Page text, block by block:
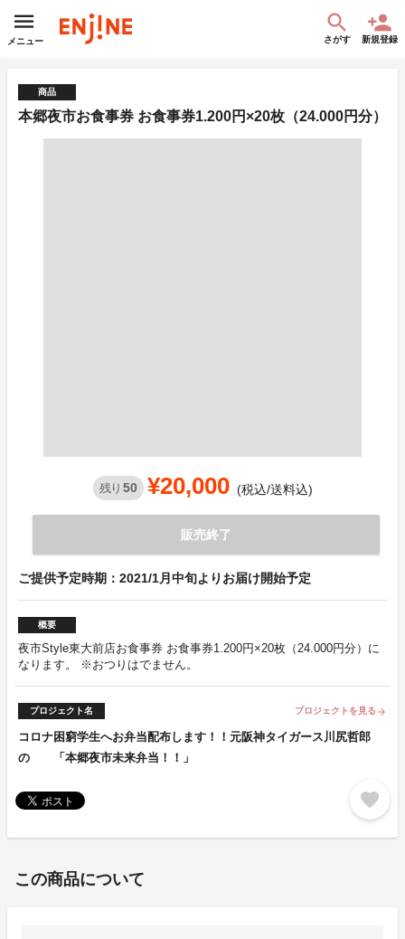
メニュー さがす 新規登録
商品
本郷夜市お食事券 お食事券1.200円×20枚（24.000円分）
残り 50 ¥20,000 (税込/送料込)
販売終了
ご提供予定時期：2021/1月中旬よりお届け開始予定
概要
夜市Style東大前店お食事券 お食事券1.200円×20枚（24.000円分）に
なります。 ※おつりはでません。
プロジェクト名 プロジェクトを見る arrow_forward
コロナ困窮学生へお弁当配布します！！元阪神タイガース川尻哲郎
の 「本郷夜市未来弁当！！」
favorite
この商品について